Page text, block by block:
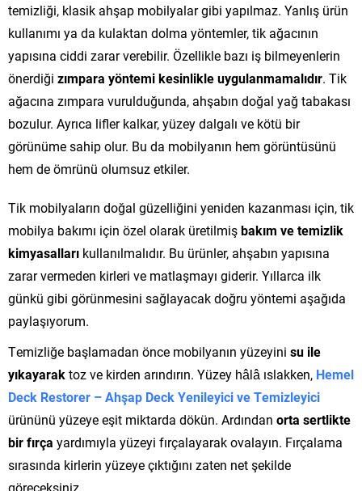
temizliği, klasik ahşap mobilyalar gibi yapılmaz. Yanlış ürün
kullanımı ya da kulaktan dolma yöntemler, tik ağacının
yapısına ciddi zarar verebilir. Özellikle bazı iş bilmeyenlerin
önerdiği zımpara yöntemi kesinlikle uygulanmamalıdır. Tik
ağacına zımpara vurulduğunda, ahşabın doğal yağ tabakası
bozulur. Ayrıca lifler kalkar, yüzey dalgalı ve kötü bir
görünüme sahip olur. Bu da mobilyanın hem görüntüsünü
hem de ömrünü olumsuz etkiler.
Tik mobilyaların doğal güzelliğini yeniden kazanması için, tik
mobilya bakımı için özel olarak üretilmişbakım ve temizlik
kimyasalları kullanılmalıdır. Bu ürünler, ahşabın yapısına
zarar vermeden kirleri ve matlaşmayı giderir. Yıllarca ilk
günkü gibi görünmesini sağlayacak doğru yöntemi aşağıda
paylaşıyorum.
Temizliğe başlamadan önce mobilyanın yüzeyini su ile
yıkayaraktoz ve kirden arındırın. Yüzey hâlâ ıslakken, Hemel
Deck Restorer – Ahşap Deck Yenileyici ve Temizleyici
ürününü yüzeye eşit miktarda dökün. Ardından orta sertlikte
bir fırça yardımıyla yüzeyi fırçalayarak ovalayın. Fırçalama
sırasında kirlerin yüzeye çıktığını zaten net şekilde
göreceksiniz.